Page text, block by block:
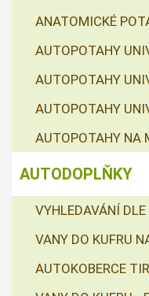
ANATOMICKÉ
AUTOPOTAHY
AUTOPOTAHY
AUTOPOTAHY
AUTOPOTAHY NA
AUTODOPLŇKY
VYHLEDAVÁNÍ
VANY DO KUFRU
AUTOKOBERCE